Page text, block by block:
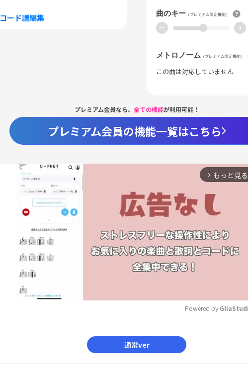
コード譜編集 曲のキー （プレミアム限定機能）
ー +
メトロノーム （プレミアム限定機能）
この曲は対応していません
プレミアム会員なら、 全ての機能が利用可能！
プレミアム会員の機能一覧はこちら
arrow_forward_ios もっと見る
Powered by
通常ver